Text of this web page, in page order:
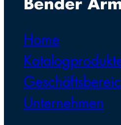
Home
Unternehmen